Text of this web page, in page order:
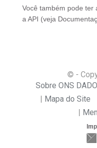
Você também pode ter
a API (veja
© -
Sobre ONS
Mapa do Site